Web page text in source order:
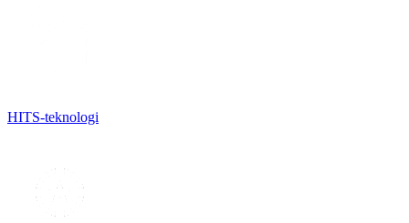
HITS-teknologi